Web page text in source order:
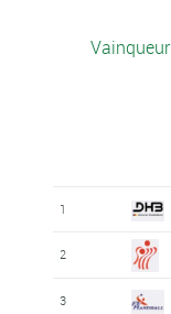
Vainqueur
1
2
3